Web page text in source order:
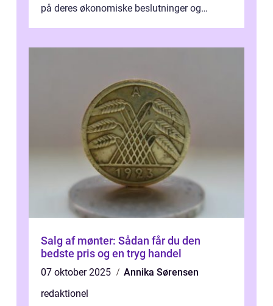
på deres økonomiske beslutninger og
Salg af mønter: Sådan får du den
bedste pris og en tryg handel
07 oktober 2025
Annika Sørensen
redaktionel